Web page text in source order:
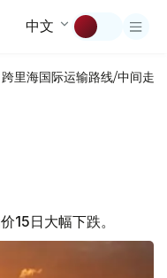
中文
跨里海国际运输路线/中间走廊
15日大幅下跌。